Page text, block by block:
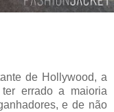
de Hollywood, a
errado a maioria
e de não